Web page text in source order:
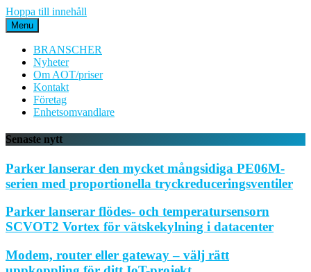
Hoppa till innehåll
Menu
BRANSCHER
Nyheter
Om AOT/priser
Kontakt
Företag
Enhetsomvandlare
Senaste nytt
Parker lanserar den mycket mångsidiga PE06M-
serien med proportionella tryckreduceringsventiler
Parker lanserar flödes- och temperatursensorn
SCVOT2 Vortex för vätskekylning i datacenter
Modem, router eller gateway – välj rätt